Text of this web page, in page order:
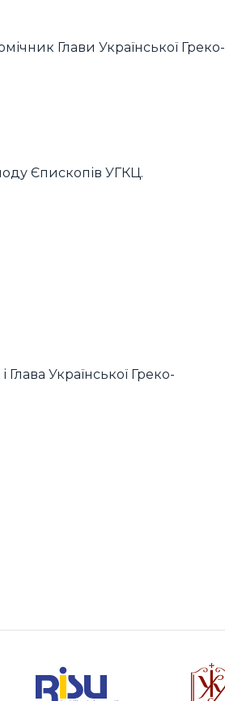
Глави Української Греко-
Єпископів УГКЦ.
Глава Української Греко-